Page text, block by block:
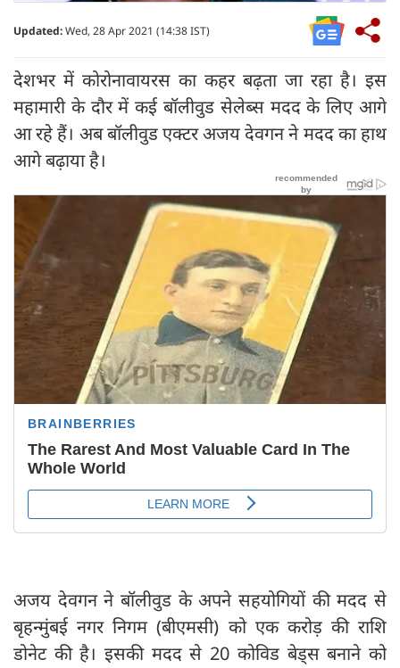
Updated:Wed, 28 Apr 2021 (14:38 IST)
देशभर में कोरोनावायरस का कहर बढ़ता जा रहा है। इस
महामारी के दौर में कई बॉलीवुड सेलेब्स मदद के लिए आगे
आ रहे हैं। अब बॉलीवुड एक्टर अजय देवगन ने मदद का हाथ
आगे बढ़ाया है।
अजय देवगन ने बॉलीवुड के अपने सहयोगियों की मदद से
बृहन्मुंबई नगर निगम (बीएमसी) को एक करोड़ की राशि
डोनेट की है। इसकी मदद से 20 कोविड बेड्स बनाने को